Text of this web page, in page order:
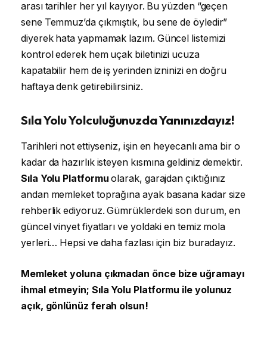
arası tarihler her yıl kayıyor. Bu yüzden “geçen
sene Temmuz’da çıkmıştık, bu sene de öyledir”
diyerek hata yapmamak lazım. Güncel listemizi
kontrol ederek hem uçak biletinizi ucuza
kapatabilir hem de iş yerinden izninizi en doğru
haftaya denk getirebilirsiniz.
Sıla Yolu Yolculuğunuzda Yanınızdayız!
Tarihleri not ettiyseniz, işin en heyecanlı ama bir o
kadar da hazırlık isteyen kısmına geldiniz demektir.
Sıla Yolu Platformu olarak, garajdan çıktığınız
andan memleket toprağına ayak basana kadar size
rehberlik ediyoruz. Gümrüklerdeki son durum, en
güncel vinyet fiyatları ve yoldaki en temiz mola
yerleri… Hepsi ve daha fazlası için biz buradayız.
Memleket yoluna çıkmadan önce bize uğramayı
ihmal etmeyin; Sıla Yolu Platformu ile yolunuz
açık, gönlünüz ferah olsun!